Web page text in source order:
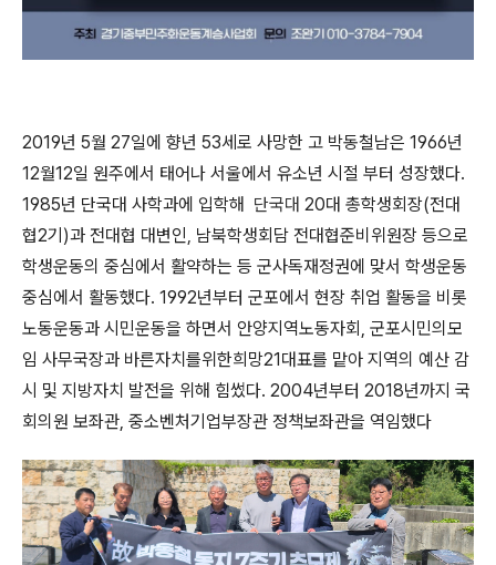
2019년 5월 27일에 향년 53세로 사망한 고 박동철남은 1966년
12월12일 원주에서 태어나 서울에서 유소년 시절 부터 성장했다.
1985년 단국대 사학과에 입학해 단국대 20대 총학생회장(전대
협2기)과 전대협 대변인, 남북학생회담 전대협준비위원장 등으로
학생운동의 중심에서 활약하는 등 군사독재정권에 맞서 학생운동
중심에서 활동했다. 1992년부터 군포에서 현장 취업 활동을 비롯
노동운동과 시민운동을 하면서 안양지역노동자회, 군포시민의모
임 사무국장과 바른자치를위한희망21대표를 맡아 지역의 예산 감
시 및 지방자치 발전을 위해 힘썼다. 2004년부터 2018년까지 국
회의원 보좌관, 중소벤처기업부장관 정책보좌관을 역임했다